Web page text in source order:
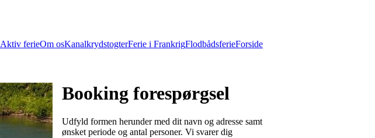
Aktiv ferieOm osKanalkrydstogterFerie i FrankrigFlodbådsferieForside
Booking forespørgsel
Udfyld formen herunder med dit navn og adresse samt
ønsket periode og antal personer. Vi svarer dig